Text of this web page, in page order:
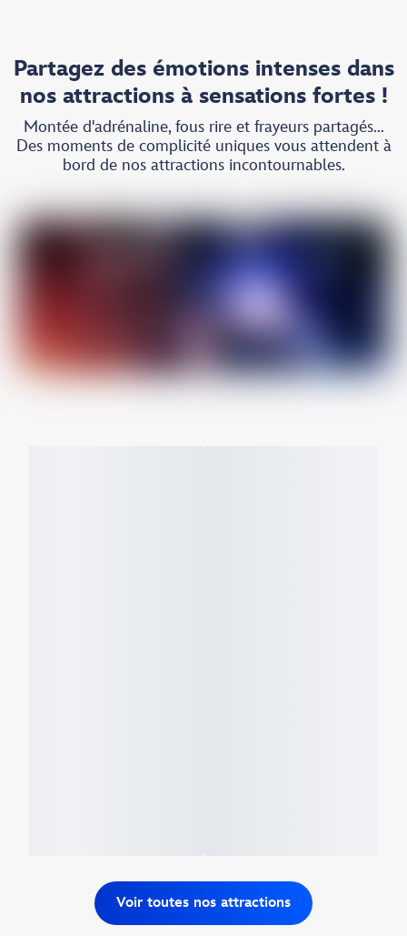
Partagez des émotions intenses dans
nos attractions à sensations fortes !
Montée d'adrénaline, fous rire et frayeurs partagés...
Des moments de complicité uniques vous attendent à
bord de nos attractions incontournables.
Voir toutes nos attractions